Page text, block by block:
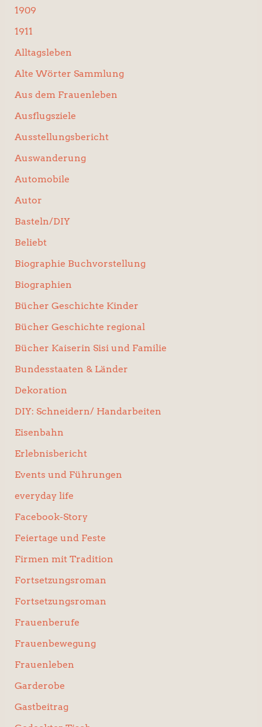
1909
1911
Alltagsleben
Alte Wörter Sammlung
Aus dem Frauenleben
Ausflugsziele
Ausstellungsbericht
Auswanderung
Automobile
Autor
Basteln/DIY
Beliebt
Biographie Buchvorstellung
Biographien
Bücher Geschichte Kinder
Bücher Geschichte regional
Bücher Kaiserin Sisi und Familie
Bundesstaaten & Länder
Dekoration
DIY: Schneidern/ Handarbeiten
Eisenbahn
Erlebnisbericht
Events und Führungen
everyday life
Facebook-Story
Feiertage und Feste
Firmen mit Tradition
Fortsetzungsroman
Fortsetzungsroman
Frauenberufe
Frauenbewegung
Frauenleben
Garderobe
Gastbeitrag